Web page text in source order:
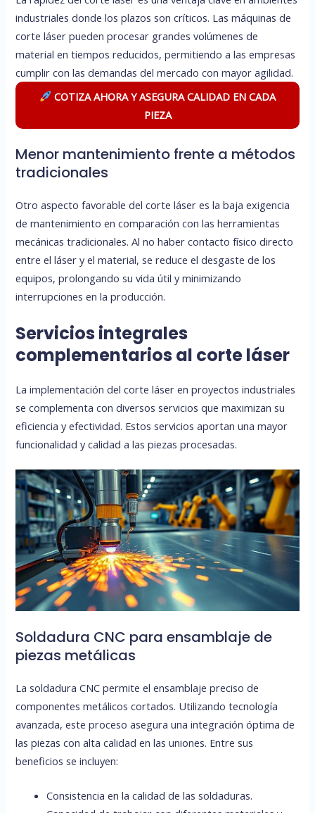
industriales donde los plazos son críticos. Las máquinas de
corte láser pueden procesar grandes volúmenes de
material en tiempos reducidos, permitiendo a las empresas
cumplir con las demandas del mercado con mayor agilidad.
COTIZA AHORA Y ASEGURA CALIDAD EN CADA
PIEZA
Menor mantenimiento frente a métodos
tradicionales
Otro aspecto favorable del corte láser es la baja exigencia
de mantenimiento en comparación con las herramientas
mecánicas tradicionales. Al no haber contacto físico directo
entre el láser y el material, se reduce el desgaste de los
equipos, prolongando su vida útil y minimizando
interrupciones en la producción.
Servicios integrales
complementarios al corte láser
La implementación del corte láser en proyectos industriales
se complementa con diversos servicios que maximizan su
eficiencia y efectividad. Estos servicios aportan una mayor
funcionalidad y calidad a las piezas procesadas.
Soldadura CNC para ensamblaje de
piezas metálicas
La soldadura CNC permite el ensamblaje preciso de
componentes metálicos cortados. Utilizando tecnología
avanzada, este proceso asegura una integración óptima de
las piezas con alta calidad en las uniones. Entre sus
beneficios se incluyen:
Consistencia en la calidad de las soldaduras.